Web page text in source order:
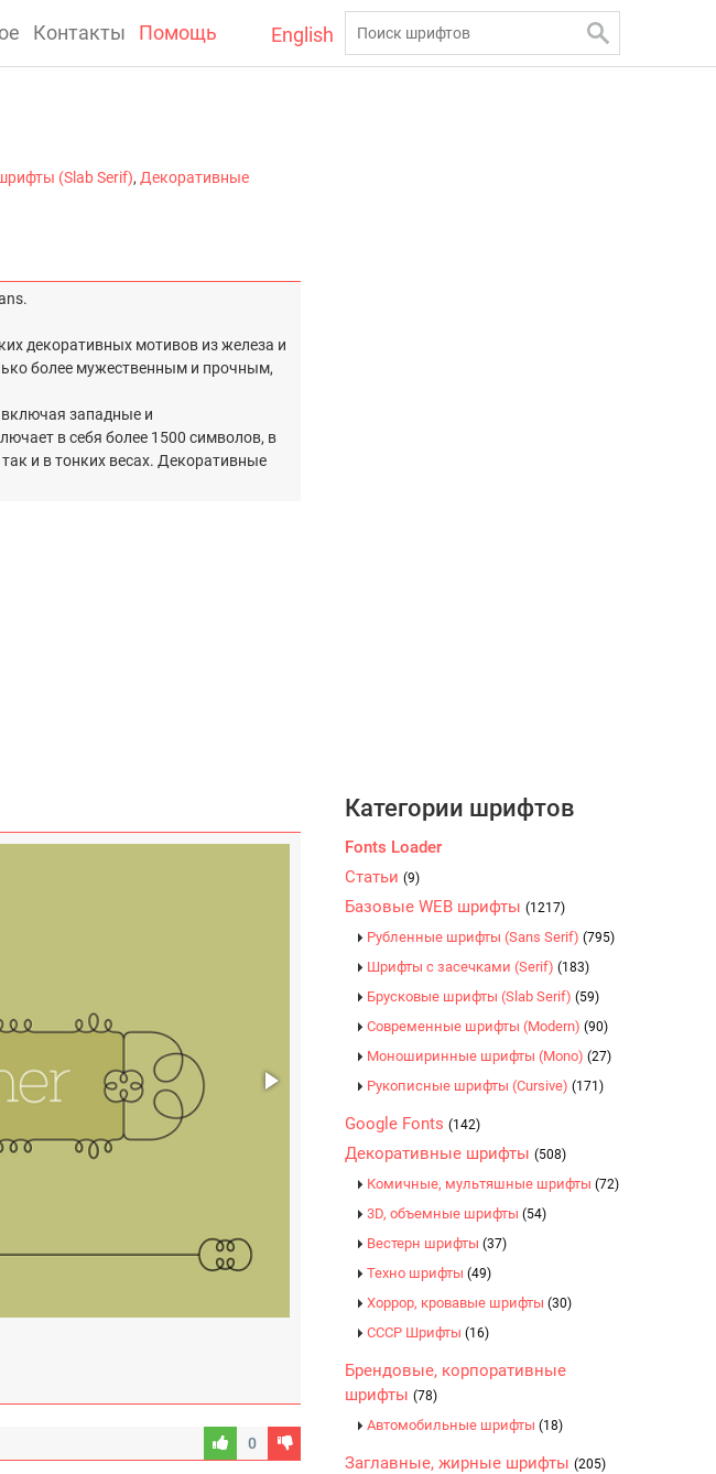
Контакты Помощь English
(Slab Serif), Декоративные
декоративных мотивов из железа и
более мужественным и прочным,
западные и
в себя более 1500 символов, в
и в тонких весах. Декоративные
0
Категории шрифтов
Fonts Loader
Статьи (9)
Базовые WEB шрифты (1217)
Рубленные шрифты (Sans Serif) (795)
Шрифты с засечками (Serif) (183)
Брусковые шрифты (Slab Serif) (59)
Современные шрифты (Modern) (90)
Моноширинные шрифты (Mono) (27)
Рукописные шрифты (Cursive) (171)
Google Fonts (142)
Декоративные шрифты (508)
Комичные, мультяшные шрифты (72)
3D, объемные шрифты (54)
Вестерн шрифты (37)
Техно шрифты (49)
Хоррор, кровавые шрифты (30)
CCCР Шрифты (16)
Брендовые, корпоративные
шрифты (78)
Автомобильные шрифты (18)
Заглавные, жирные шрифты (205)